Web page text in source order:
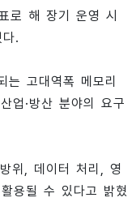
로 해 장기 운영 시
.
는 고대역폭 메모리
업·방산 분야의 요구
위, 데이터 처리, 영
용될 수 있다고 밝혔